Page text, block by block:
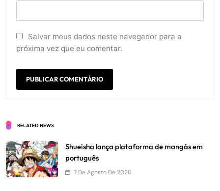
Salvar meus dados neste navegador para a
próxima vez que eu comentar.
RELATED NEWS
Shueisha lança plataforma de mangás em
português
7 De Agosto De 2026